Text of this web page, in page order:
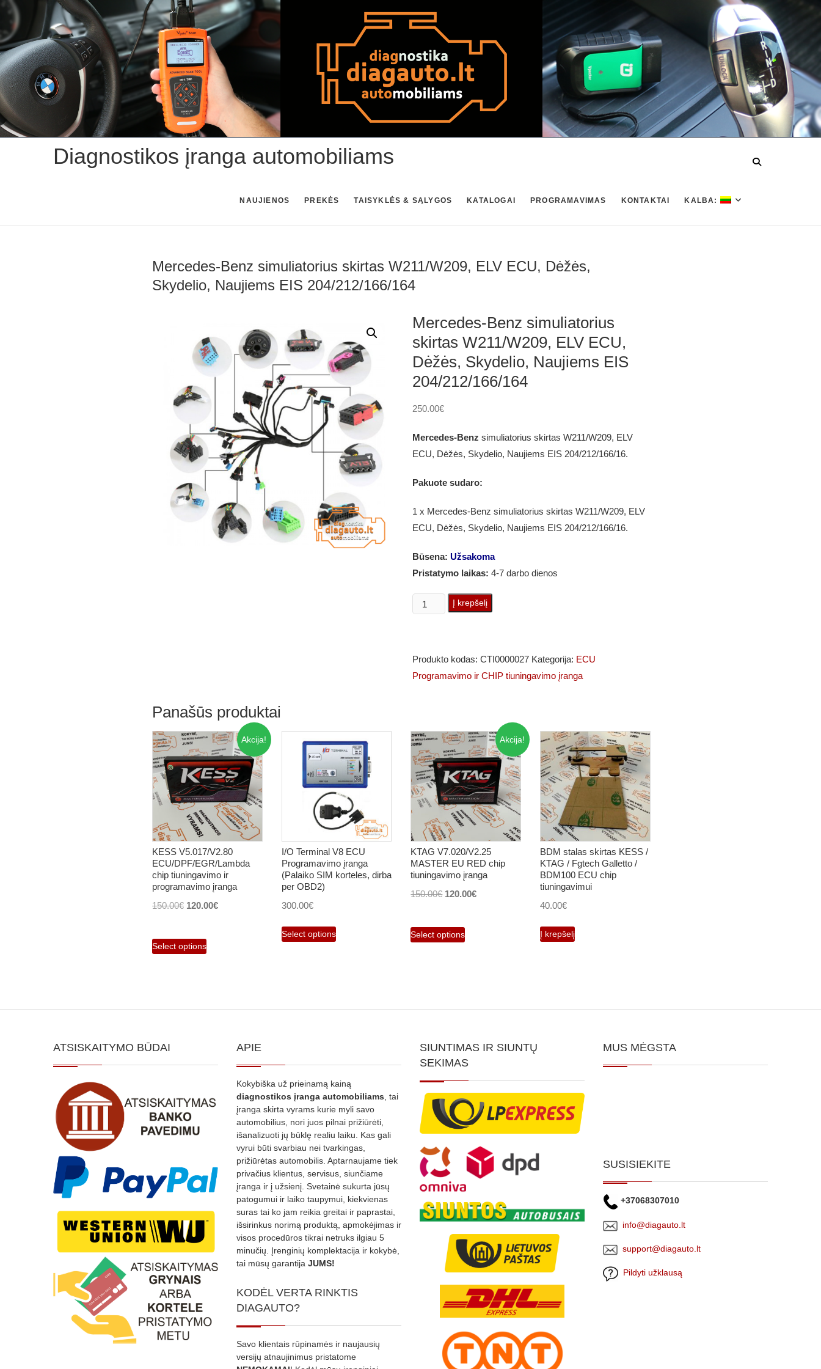
Skip
content
Diagnostikos įranga automobiliams
NAUJIENOS PREKĖS TAISYKLĖS & SĄLYGOS KATALOGAI PROGRAMAVIMAS KONTAKTAI KALBA:
Mercedes-Benz simuliatorius skirtas W211/W209, ELV ECU, Dėžės,
Skydelio, Naujiems EIS 204/212/166/164
Mercedes-Benz simuliatorius
skirtas W211/W209, ELV ECU,
Dėžės, Skydelio, Naujiems EIS
204/212/166/164
250.00€
Mercedes-Benz simuliatorius skirtas W211/W209, ELV
ECU, Dėžės, Skydelio, Naujiems EIS 204/212/166/16.
Pakuote sudaro:
1 x Mercedes-Benz simuliatorius skirtas W211/W209, ELV
ECU, Dėžės, Skydelio, Naujiems EIS 204/212/166/16.
Būsena: Užsakoma
Pristatymo laikas: 4-7 darbo dienos
produkto
kiekis:
skirtas
ECU,
Dėžės,
Skydelio,
Naujiems
EIS
204/212/166/164
Į krepšelį
Produkto kodas: CTI0000027 Kategorija: ECU
Programavimo ir CHIP tiuningavimo įranga
Panašūs produktai
Akcija!
KESS V5.017/V2.80
ECU/DPF/EGR/Lambda
chip tiuningavimo ir
programavimo įranga
150.00€ Original
was:
150.00€.
120.00€Current
Select options
I/O Terminal V8 ECU
Programavimo įranga
(Palaiko SIM korteles, dirba
per OBD2)
300.00€
Select options
Akcija!
KTAG V7.020/V2.25
MASTER EU RED chip
tiuningavimo įranga
150.00€ Original
was:
150.00€.
120.00€Current
Select options
BDM stalas skirtas KESS /
KTAG / Fgtech Galletto /
BDM100 ECU chip
tiuningavimui
40.00€
Į krepšelį
ATSISKAITYMO BŪDAI APIE
Kokybiška už prieinamą kainą
diagnostikos įranga automobiliams , tai
įranga skirta vyrams kurie myli savo
automobilius, nori juos pilnai prižiūrėti,
išanalizuoti jų būklę realiu laiku. Kas gali
vyrui būti svarbiau nei tvarkingas,
prižiūrėtas automobilis. Aptarnaujame tiek
privačius klientus, servisus, siunčiame
įranga ir į užsienį. Svetainė sukurta jūsų
patogumui ir laiko taupymui, kiekvienas
suras tai ko jam reikia greitai ir paprastai,
išsirinkus norimą produktą, apmokėjimas ir
visos procedūros tikrai netruks ilgiau 5
minučių. Įrenginių komplektacija ir kokybė,
tai mūsų garantija JUMS!
KODĖL VERTA RINKTIS
DIAGAUTO?
Savo klientais rūpinamės ir naujausių
versijų atnaujinimus pristatome
SIUNTIMAS IR SIUNTŲ
SEKIMAS
MUS MĖGSTA
SUSISIEKITE
+37068307010
info@diagauto.lt
support@diagauto.lt
Pildyti užklausą